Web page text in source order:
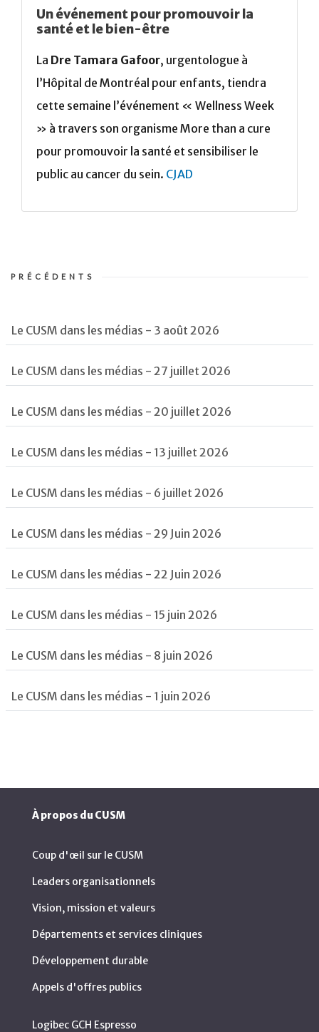
Un événement pour promouvoir la
santé et le bien-être
La Dre Tamara Gafoor, urgentologue à
l’Hôpital de Montréal pour enfants, tiendra
cette semaine l’événement « Wellness Week
» à travers son organisme More than a cure
pour promouvoir la santé et sensibiliser le
public au cancer du sein. CJAD
PRÉCÉDENTS
Le CUSM dans les médias - 3 août 2026
Le CUSM dans les médias - 27 juillet 2026
Le CUSM dans les médias - 20 juillet 2026
Le CUSM dans les médias - 13 juillet 2026
Le CUSM dans les médias - 6 juillet 2026
Le CUSM dans les médias - 29 Juin 2026
Le CUSM dans les médias - 22 Juin 2026
Le CUSM dans les médias - 15 juin 2026
Le CUSM dans les médias - 8 juin 2026
Le CUSM dans les médias - 1 juin 2026
À propos du CUSM
Coup d'œil sur le CUSM
Leaders organisationnels
Vision, mission et valeurs
Départements et services cliniques
Développement durable
Appels d'offres publics
Logibec GCH Espresso